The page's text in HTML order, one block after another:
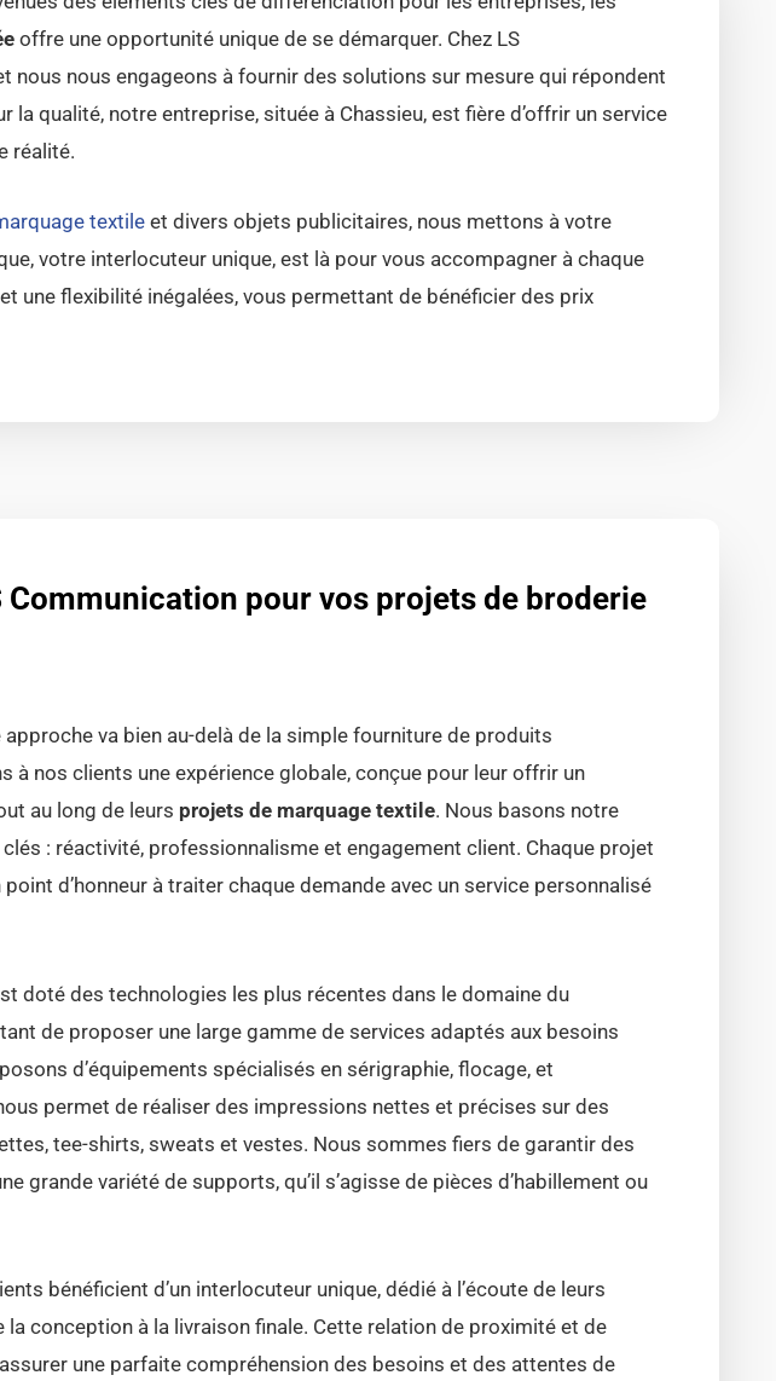
offre une opportunité unique de se démarquer. Chez LS
nous engageons à fournir des solutions sur mesure qui répondent
qualité, notre entreprise, située à Chassieu, est fière d’offrir un service
réalité.
textileet divers objets publicitaires, nous mettons à votre
votre interlocuteur unique, est là pour vous accompagner à chaque
une flexibilité inégalées, vous permettant de bénéficier des prix
pour vos projets de broderie
approche va bien au-delà de la simple fourniture de produits
à nos clients une expérience globale, conçue pour leur offrir un
au long de leurs projets de marquage textile. Nous basons notre
: réactivité, professionnalisme et engagement client. Chaque projet
d’honneur à traiter chaque demande avec un service personnalisé
doté des technologies les plus récentes dans le domaine du
de proposer une large gamme de services adaptés aux besoins
d’équipements spécialisés en sérigraphie, flocage, et
permet de réaliser des impressions nettes et précises sur des
tee-shirts, sweats et vestes. Nous sommes fiers de garantir des
grande variété de supports, qu’il s’agisse de pièces d’habillement ou
bénéficient d’un interlocuteur unique, dédié à l’écoute de leurs
la conception à la livraison finale. Cette relation de proximité et de
une parfaite compréhension des besoins et des attentes de